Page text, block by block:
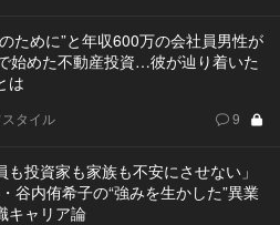
ために”と年収600万の会社員男性が
始めた不動産投資…彼が辿り着いた
は
タイル 9
も投資家も家族も不安にさせない」
谷内侑希子の“強みを生かした”異業
キャリア論